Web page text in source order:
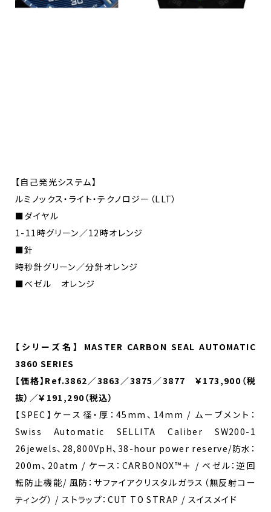
【自己発光システム】
ルミノックス・ライト・テクノロジー（LLT）
■ダイヤル
1-11時グリーン／12時オレンジ
■針
時秒針グリーン／分針オレンジ
■ベゼル オレンジ
【シリーズ名】 MASTER CARBON SEAL AUTOMATIC
3860 SERIES
【価格】Ref.3862／3863／3875／3877 ￥173,900（税
抜）／￥191,290（税込）
【SPEC】ケース径・厚：45mm、14mm / ムーブメント：
Swiss Automatic SELLITA Caliber SW200-1
26jewels、28,800VpH、38-hour power reserve/防水：
200m、20atm / ケース：CARBONOX™＋ / ベゼル：逆回
転防止機能/ 風防：サファイアクリスタルガラス（無反射コー
ティング） / ストラップ：CUT TO STRAP / スイスメイド